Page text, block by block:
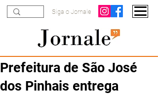
Siga o Jornale
Prefeitura de São José
dos Pinhais entrega